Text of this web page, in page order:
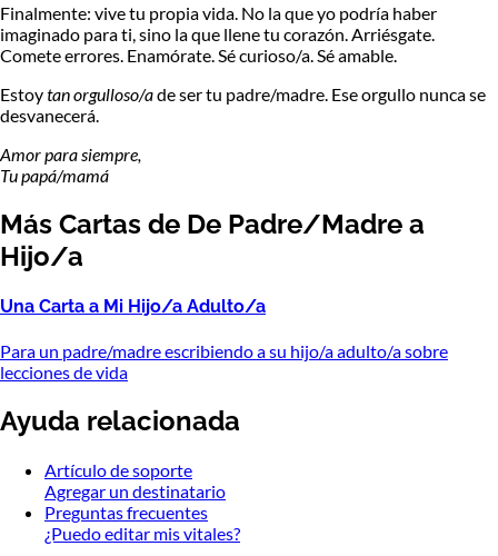
Finalmente: vive tu propia vida. No la que yo podría haber
imaginado para ti, sino la que llene tu corazón. Arriésgate.
Comete errores. Enamórate. Sé curioso/a. Sé amable.
Estoytan orgulloso/ade ser tu padre/madre. Ese orgullo nunca se
desvanecerá.
Amor para siempre,
Tu papá/mamá
Más Cartas de De Padre/Madre a
Hijo/a
Una Carta a Mi Hijo/a Adulto/a
Para un padre/madre escribiendo a su hijo/a adulto/a sobre
lecciones de vida
Ayuda relacionada
Artículo de soporte
Agregar un destinatario
Preguntas frecuentes
¿Puedo editar mis vitales?